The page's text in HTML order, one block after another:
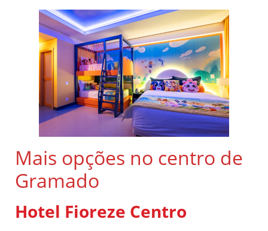
Mais opções no centro de
Gramado
Hotel Fioreze Centro